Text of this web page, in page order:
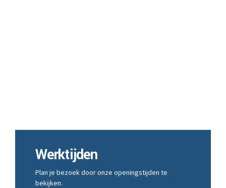
Werktijden
Plan je bezoek door onze openingstijden te
bekijken.